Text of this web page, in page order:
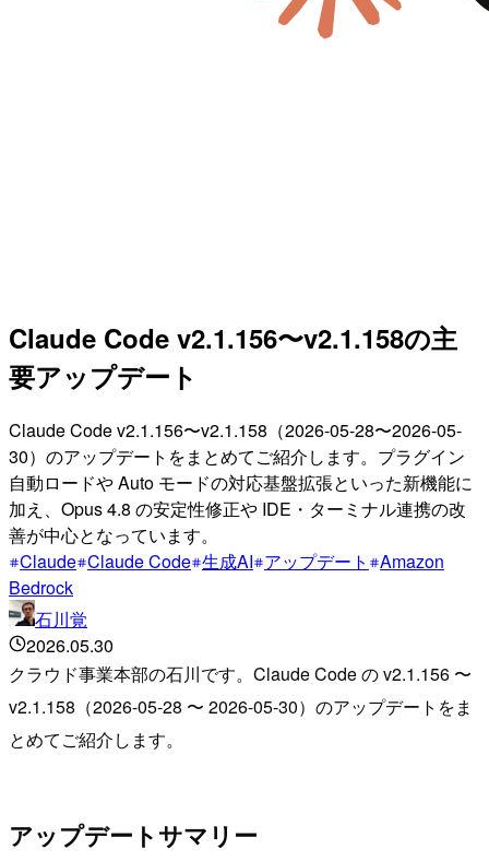
Claude Code v2.1.156〜v2.1.158の主
要アップデート
Claude Code v2.1.156〜v2.1.158（2026-05-28〜2026-05-
30）のアップデートをまとめてご紹介します。プラグイン
自動ロードや Auto モードの対応基盤拡張といった新機能に
加え、Opus 4.8 の安定性修正や IDE・ターミナル連携の改
善が中心となっています。
Claude Claude Code 生成AI アップデート
Amazon
Bedrock
石川覚
2026.05.30
クラウド事業本部の石川です。Claude Code の v2.1.156 〜
v2.1.158（2026-05-28 〜 2026-05-30）のアップデートをま
とめてご紹介します。
アップデートサマリー